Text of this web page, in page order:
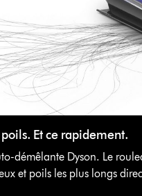
Et ce rapidement.
démêlante Dyson. Le
et poils les plus longs